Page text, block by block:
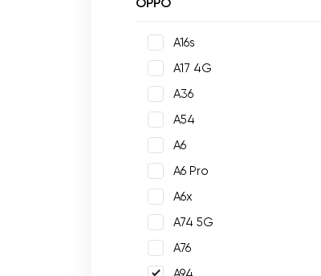
A16s
A17 4G
A36
A54
A6
A6 Pro
A6x
A74 5G
A76